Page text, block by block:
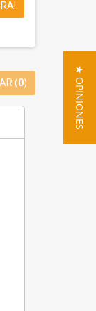
(0) ★ OPINIONES